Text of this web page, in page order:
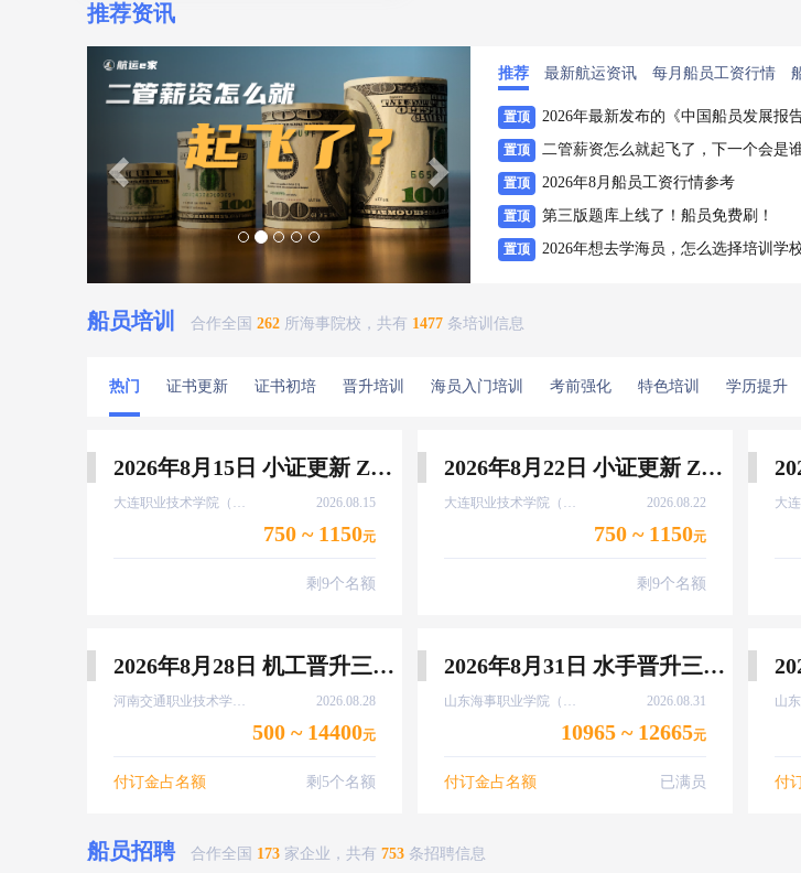
推荐资讯
Previous
推荐 最新航运资讯 每月船员工资行情
置顶
置顶 二管薪资怎么就起飞了，下一个会是
置顶 2026年8月船员工资行情参考
置顶 第三版题库上线了！船员免费刷！
置顶 2026年想去学海员，怎么选择培训学
船员培训 合作全国 262 所海事院校，共有 1477 条培训信息
热门 证书更新 证书初培 晋升培训 海员入门培训 考前强化 特色培训 学历提升
2026年8月15日 小证更新 Z01Z02Z04
大连职业技术学院（甘井子区大连北站） 2026.08.15
750 ~ 1150元
剩9个名额
2026年8月22日 小证更新 Z01Z02Z04
大连职业技术学院（甘井子区大连北站） 2026.08.22
750 ~ 1150元
剩9个名额
2026年8月28日 机工晋升三管轮培训 送资历维护
河南交通职业技术学院（郑州市） 2026.08.28
500 ~ 14400元
付订金占名额 剩5个名额
2026年8月31日 水手晋升三副培训 送资历维护
山东海事职业学院（潍坊市） 2026.08.31
10965 ~ 12665元
付订金占名额 已满员 付
船员招聘 合作全国 173 家企业，共有 753 条招聘信息